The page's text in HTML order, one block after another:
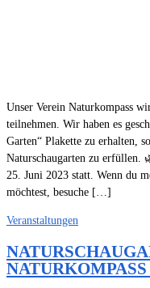
Unser Verein Naturkompass
teilnehmen. Wir haben es
Garten“ Plakette zu erhalten,
Naturschaugarten zu erfüllen.
25. Juni 2023 statt. Wenn du
möchtest, besuche […]
Veranstaltungen